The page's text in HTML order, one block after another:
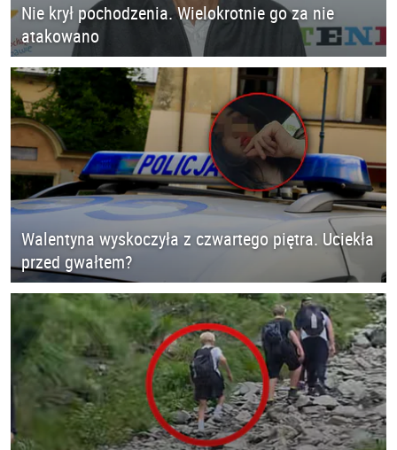
Nie krył pochodzenia. Wielokrotnie go za nie
atakowano
Walentyna wyskoczyła z czwartego piętra. Uciekła
przed gwałtem?